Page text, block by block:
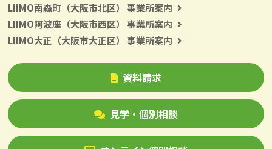
LIIMO南森町（大阪市北区） 事業所案内
LIIMO阿波座（大阪市西区） 事業所案内
LIIMO大正（大阪市大正区） 事業所案内
資料請求
見学・個別相談